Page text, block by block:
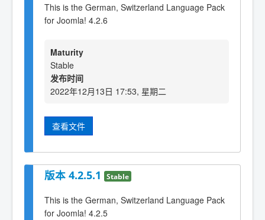
This is the German, Switzerland Language Pack
for Joomla! 4.2.6
Maturity
Stable
发布时间
2022年12月13日 17:53, 星期二
查看文件
版本 4.2.5.1 Stable
This is the German, Switzerland Language Pack
for Joomla! 4.2.5